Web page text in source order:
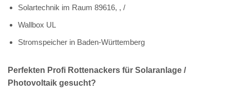
Solartechnik im Raum 89616, , /
Wallbox UL
Stromspeicher in Baden-Württemberg
Perfekten Profi Rottenackers für Solaranlage /
Photovoltaik gesucht?